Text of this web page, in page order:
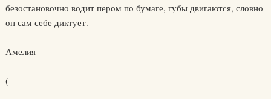
безостановочно водит пером по бумаге, губы двигаются, словно
он сам себе диктует.
Амелия
(